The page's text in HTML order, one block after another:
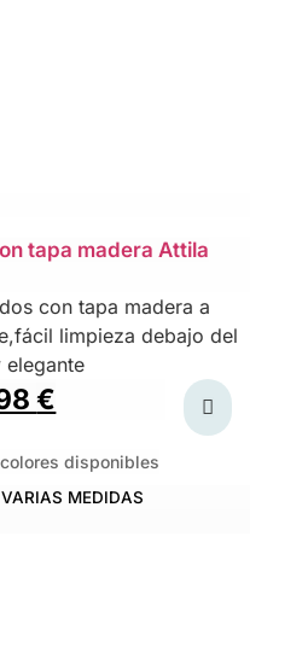
tapa madera Attila
con tapa madera a
limpieza debajo del
elegante
€
disponibles
MEDIDAS